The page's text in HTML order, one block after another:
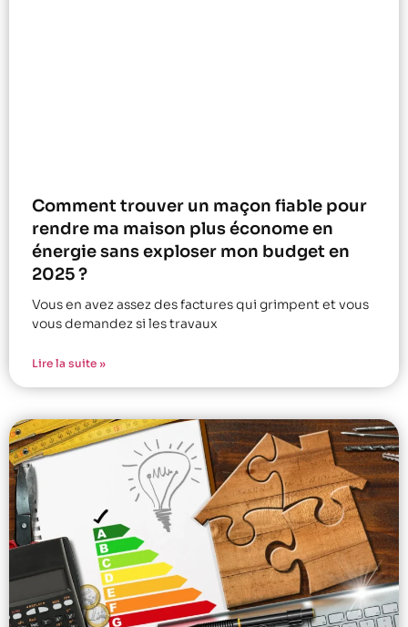
Comment trouver un maçon fiable pour
rendre ma maison plus économe en
énergie sans exploser mon budget en
2025 ?
Vous en avez assez des factures qui grimpent et vous
vous demandez si les travaux
Lire la suite »